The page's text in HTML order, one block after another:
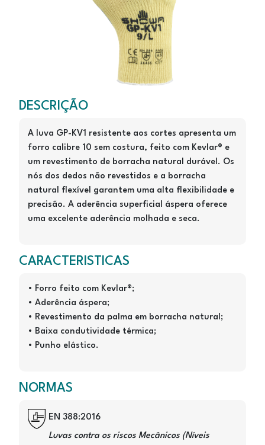
GP-KV1
DESCRIÇÃO
A luva GP-KV1 resistente aos cortes apresenta um
forro calibre 10 sem costura, feito com Kevlar® e
um revestimento de borracha natural durável. Os
nós dos dedos não revestidos e a borracha
natural flexível garantem uma alta flexibilidade e
precisão. A aderência superficial áspera oferece
uma excelente aderência molhada e seca.
CARACTERISTICAS
• Forro feito com Kevlar®;
• Aderência áspera;
• Revestimento da palma em borracha natural;
• Baixa condutividade térmica;
• Punho elástico.
NORMAS
ImageEN 388:2016
Luvas contra os riscos Mecânicos (Níveis